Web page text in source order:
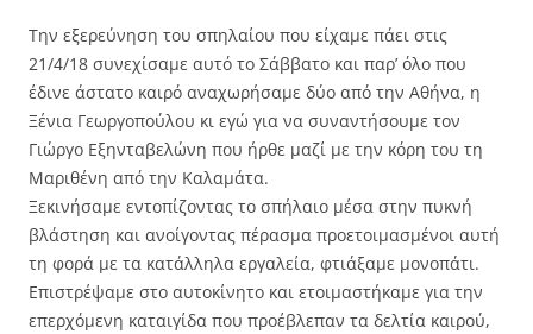
Την εξερεύνηση του σπηλαίου που είχαμε πάει στις
21/4/18 συνεχίσαμε αυτό το Σάββατο και παρ’ όλο που
έδινε άστατο καιρό αναχωρήσαμε δύο από την Αθήνα, η
Ξένια Γεωργοπούλου κι εγώ για να συναντήσουμε τον
Γιώργο Εξηνταβελώνη που ήρθε μαζί με την κόρη του τη
Μαριθένη από την Καλαμάτα.
Ξεκινήσαμε εντοπίζοντας το σπήλαιο μέσα στην πυκνή
βλάστηση και ανοίγοντας πέρασμα προετοιμασμένοι αυτή
τη φορά με τα κατάλληλα εργαλεία, φτιάξαμε μονοπάτι.
Επιστρέψαμε στο αυτοκίνητο και ετοιμαστήκαμε για την
επερχόμενη καταιγίδα που προέβλεπαν τα δελτία καιρού,